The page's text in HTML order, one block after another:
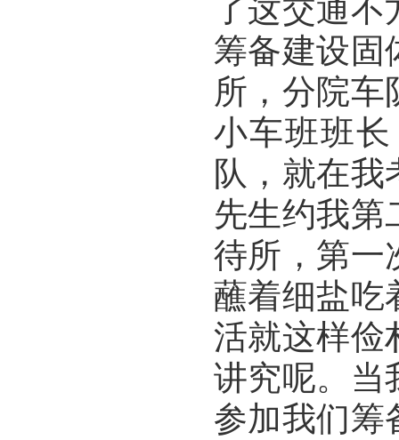
了这交通不
筹备建设固
所，分院车
小车班班
队，就在
先生约我第
待所，第一
蘸着细盐吃
活就这样俭
讲究呢。当
参加我们筹